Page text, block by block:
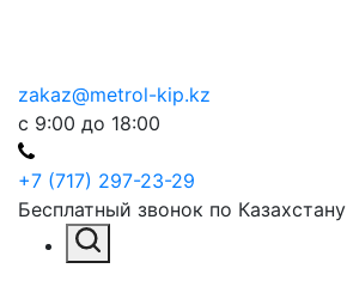
zakaz@metrol-kip.kz
с 9:00 до 18:00
+7 (717) 297-23-29
Бесплатный звонок по Казахстану